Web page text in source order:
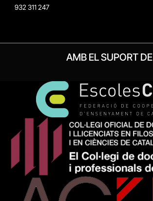
932 311 247
AMB EL SUPORT DE